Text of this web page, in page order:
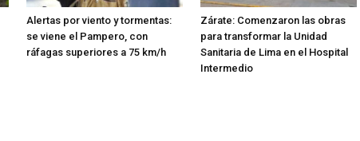
Alertas por viento y tormentas:
se viene el Pampero, con
ráfagas superiores a 75 km/h
Zárate: Comenzaron las obras
para transformar la Unidad
Sanitaria de Lima en el Hospital
Intermedio